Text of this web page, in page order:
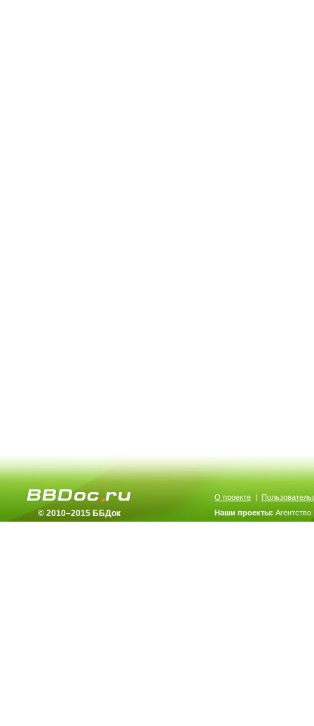
© 2010–2015 ББДок
О проекте |
Наши проекты: